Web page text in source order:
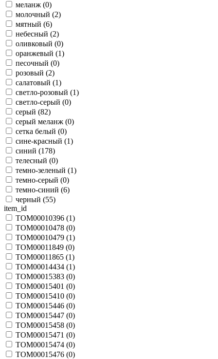
меланж (0)
молочный (2)
мятный (6)
небесный (2)
оливковый (0)
оранжевый (1)
песочный (0)
розовый (2)
салатовый (1)
светло-розовый (1)
светло-серый (0)
серый (82)
серый меланж (0)
сетка белый (0)
сине-красный (1)
синий (178)
телесный (0)
темно-зеленый (1)
темно-серый (0)
темно-синий (6)
черный (55)
item_id
TOM00010396 (1)
TOM00010478 (0)
TOM00010479 (1)
TOM00011849 (0)
TOM00011865 (1)
TOM00014434 (1)
TOM00015383 (0)
TOM00015401 (0)
TOM00015410 (0)
TOM00015446 (0)
TOM00015447 (0)
TOM00015458 (0)
TOM00015471 (0)
TOM00015474 (0)
TOM00015476 (0)